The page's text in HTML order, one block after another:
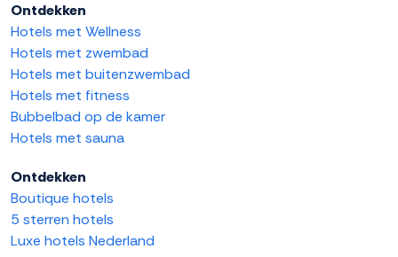
Ontdekken
Hotels met Wellness
Hotels met zwembad
Hotels met buitenzwembad
Hotels met fitness
Bubbelbad op de kamer
Hotels met sauna
Ontdekken
Boutique hotels
5 sterren hotels
Luxe hotels Nederland